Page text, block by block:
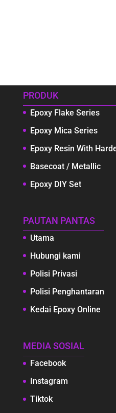
PRODUK
Epoxy Flake Series
Epoxy Mica Series
Epoxy Resin With
Basecoat / Metallic
Epoxy DIY Set
PAUTAN PANTAS
Utama
Hubungi kami
Polisi Privasi
Polisi Penghantaran
Kedai Epoxy Online
MEDIA SOSIAL
Facebook
Instagram
Tiktok